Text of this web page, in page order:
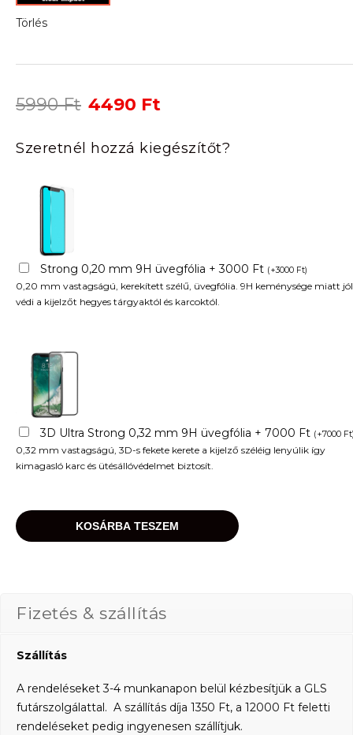
Törlés
5990Ft Original
was:
5990 Ft.
4490 Ft
is:
4490 Ft.
Szeretnél hozzá kiegészítőt?
Strong 0,20 mm 9H üvegfólia + 3000 Ft (+3000 Ft)
0,20 mm vastagságú, kerekített szélű, üvegfólia. 9H keménysége miatt jól
védi a kijelzőt hegyes tárgyaktól és karcoktól.
3D Ultra Strong 0,32 mm 9H üvegfólia + 7000 Ft (+7000 Ft
0,32 mm vastagságú, 3D-s fekete kerete a kijelző széléig lenyúlik így
kimagasló karc és ütésállóvédelmet biztosít.
KOSÁRBA TESZEM
Fizetés & szállítás
Szállítás
A rendeléseket 3-4 munkanapon belül kézbesítjük a GLS
futárszolgálattal. A szállítás díja 1350 Ft, a 12000 Ft feletti
rendeléseket pedig ingyenesen szállítjuk.